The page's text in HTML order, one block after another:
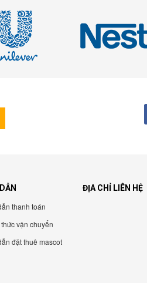
thanh toán
vận chuyển
đặt thuê mascot
ĐỊA CHỈ LIÊN HỆ